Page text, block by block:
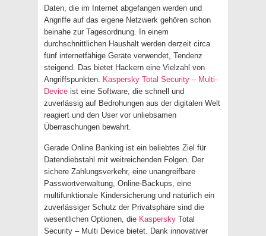
Daten, die im Internet abgefangen werden und
Angriffe auf das eigene Netzwerk gehören schon
beinahe zur Tagesordnung. In einem
durchschnittlichen Haushalt werden derzeit circa
fünf internetfähige Geräte verwendet, Tendenz
steigend. Das bietet Hackern eine Vielzahl von
Angriffspunkten. Kaspersky Total Security – Multi-
Device ist eine Software, die schnell und
zuverlässig auf Bedrohungen aus der digitalen Welt
reagiert und den User vor unliebsamen
Überraschungen bewahrt.
Gerade Online Banking ist ein beliebtes Ziel für
Datendiebstahl mit weitreichenden Folgen. Der
sichere Zahlungsverkehr, eine unangreifbare
Passwortverwaltung, Online-Backups, eine
multifunktionale Kindersicherung und natürlich ein
zuverlässiger Schutz der Privatsphäre sind die
wesentlichen Optionen, die Kaspersky Total
Security – Multi Device bietet. Dank innovativer